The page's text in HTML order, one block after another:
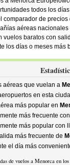
todos los
comparador de
aéreas
vuelos baratos con
los días o meses más
aéreas que vuelan a
en esta
más popular en
más frecuente
más popular con
más frecuente de
el día más
de vuelos a Menorca en